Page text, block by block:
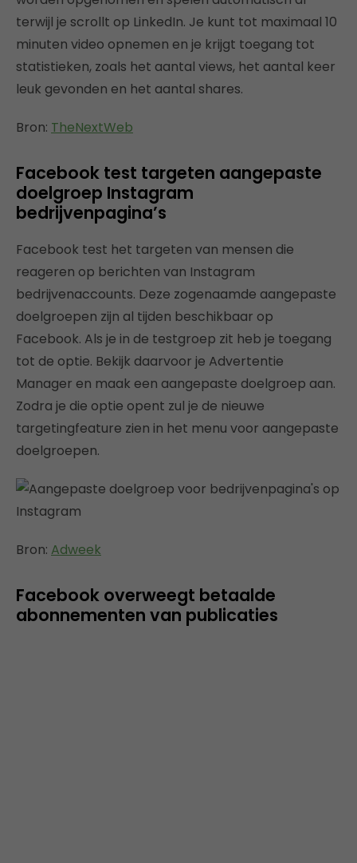
terwijl je scrollt op LinkedIn. Je kunt tot maximaal 10
minuten video opnemen en je krijgt toegang tot
statistieken, zoals het aantal views, het aantal keer
leuk gevonden en het aantal shares.
Bron: TheNextWeb
Facebook test targeten aangepaste
doelgroep Instagram
bedrijvenpagina’s
Facebook test het targeten van mensen die
reageren op berichten van Instagram
bedrijvenaccounts. Deze zogenaamde aangepaste
doelgroepen zijn al tijden beschikbaar op
Facebook. Als je in de testgroep zit heb je toegang
tot de optie. Bekijk daarvoor je Advertentie
Manager en maak een aangepaste doelgroep aan.
Zodra je die optie opent zul je de nieuwe
targetingfeature zien in het menu voor aangepaste
doelgroepen.
Bron: Adweek
Facebook overweegt betaalde
abonnementen van publicaties